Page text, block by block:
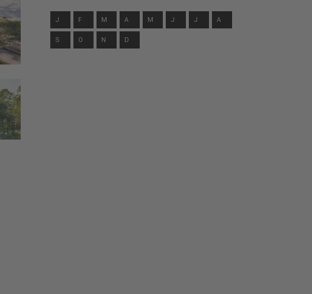
J F M A M J J A
S O N D